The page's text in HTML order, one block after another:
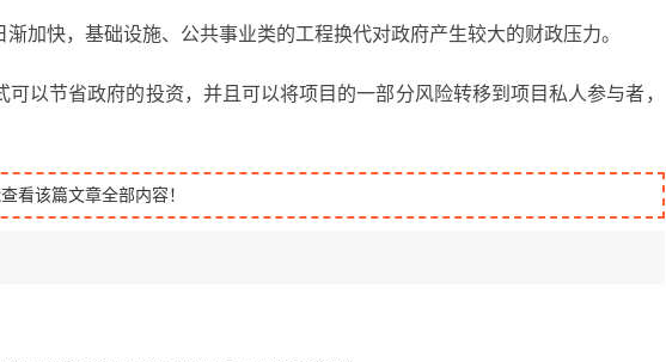
加快，基础设施、公共事业类的工程换代对政府产生较大的财政压力。
以节省政府的投资，并且可以将项目的一部分风险转移到项目私人参与者，
看该篇文章全部内容！